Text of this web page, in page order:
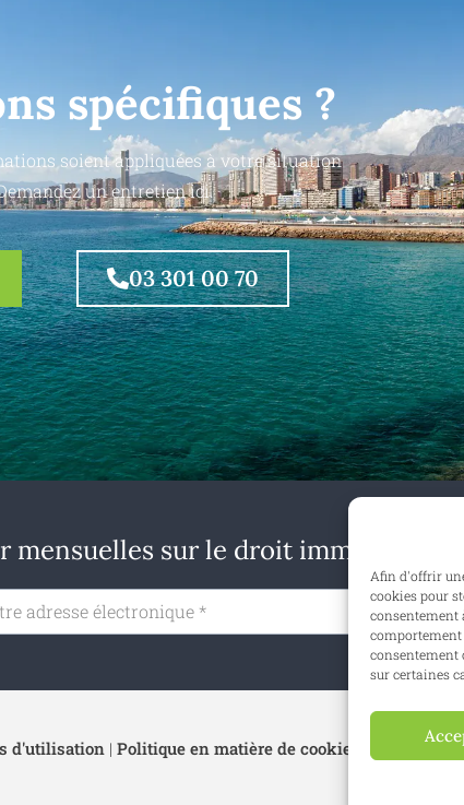
Afin d'offrir
cookies pour
consentement
comportement
consentement
sur certaines
spécifiques ?
soient appliquées à votre situation
un entretien ici.
03 301 00 70
mensuelles sur le droit immobilier
d'utilisation | Politique en matière de cookies
Politique de